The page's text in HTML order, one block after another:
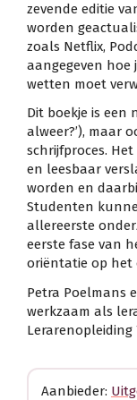
zevende editie
worden
zoals Netflix,
aangegeven hoe
wetten moet
Dit boekje is een
alweer?’), maar
schrijfproces.
en leesbaar
worden en
Studenten
allereerste
eerste fase van
oriëntatie op het
Petra Poelmans
werkzaam als
Lerarenopleiding
Aanbieder: